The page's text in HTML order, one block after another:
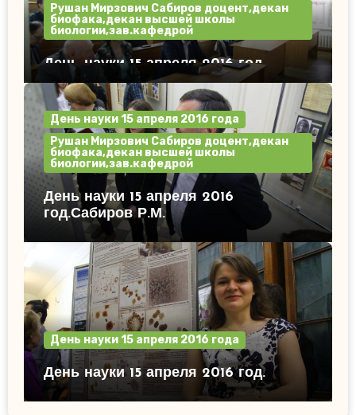
Рушан Мирзович Сабиров доцент,декан
биофака,декан высшей школы
биологии,зав.кафедрой
День науки 15 апреля 2016 год.
День науки 15 апреля 2016 года
Рушан Мирзович Сабиров доцент,декан
биофака,декан высшей школы
биологии,зав.кафедрой
День науки 15 апреля 2016
год.Сабиров Р.М.
День науки 15 апреля 2016 года
День науки 15 апреля 2016 год.